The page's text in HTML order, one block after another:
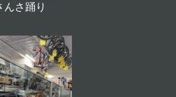
んさ踊り